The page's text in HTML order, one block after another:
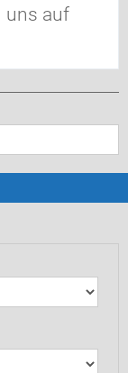
uns auf